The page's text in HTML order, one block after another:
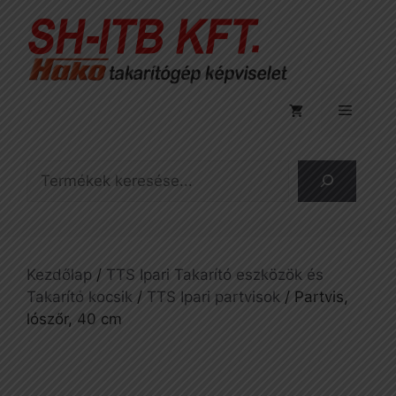
tartalomba
Menü
Kezdőlap / TTS Ipari Takarító eszközök és
Takarító kocsik / TTS Ipari partvisok / Partvis,
lószőr, 40 cm